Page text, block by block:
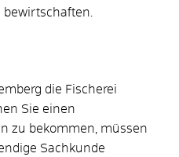
die Fischerei
Sie einen
zu bekommen, müssen
Sachkunde